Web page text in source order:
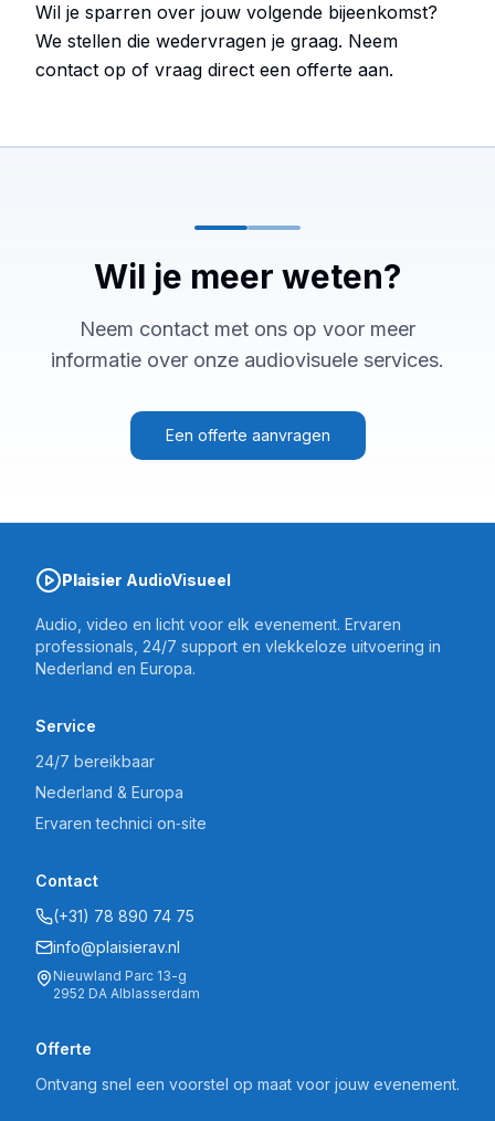
Wil je sparren over jouw volgende bijeenkomst?
We stellen die wedervragen je graag. Neem
contact op of vraag direct een offerte aan.
Wil je meer weten?
Neem contact met ons op voor meer
informatie over onze audiovisuele services.
Een offerte aanvragen
Plaisier AudioVisueel
Audio, video en licht voor elk evenement. Ervaren
professionals, 24/7 support en vlekkeloze uitvoering in
Nederland en Europa.
Service
24/7 bereikbaar
Nederland & Europa
Ervaren technici on‑site
Contact
(+31) 78 890 74 75
info@plaisierav.nl
Nieuwland Parc 13-g
2952 DA Alblasserdam
Offerte
Ontvang snel een voorstel op maat voor jouw evenement.